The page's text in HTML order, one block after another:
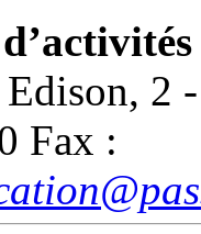
Edison, 2
Fax :